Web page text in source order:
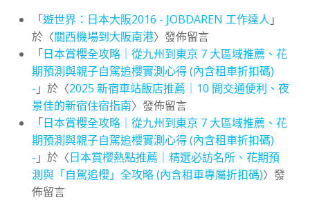
「遊世界：日本大阪2016 - JOBDAREN 工作達人 」
於〈關西機場到大阪南港〉發佈留言
「日本賞櫻全攻略｜從九州到東京 7 大區域推薦、花
期預測與親子自駕追櫻實測心得 (內含租車折扣碼)
- 」於〈2025 新宿車站飯店推薦｜10 間交通便利、夜
景佳的新宿住宿指南〉發佈留言
「日本賞櫻全攻略｜從九州到東京 7 大區域推薦、花
期預測與親子自駕追櫻實測心得 (內含租車折扣碼)
- 」於〈日本賞櫻熱點推薦｜精選必訪名所、花期預
測與「自駕追櫻」全攻略 (內含租車專屬折扣碼)〉發
佈留言